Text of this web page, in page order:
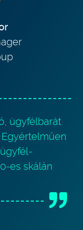
ügyfélbarát
es skálán